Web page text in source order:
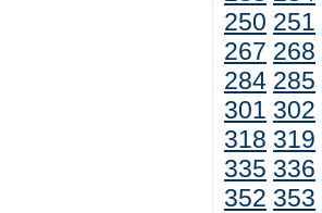
250 251
267 268
284 285
301 302
318 319
335 336
352 353